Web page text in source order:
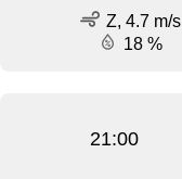
Z, 4.7 m/s
18 %
21:00